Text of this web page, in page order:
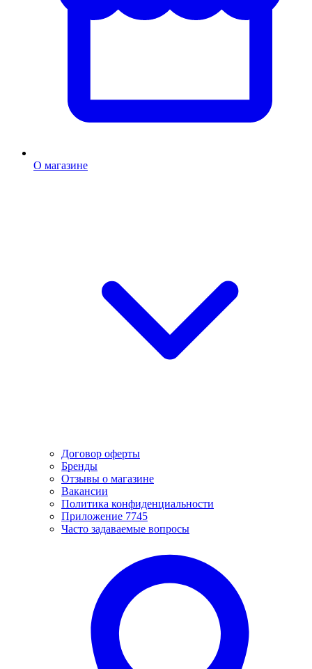
О магазине
Договор оферты
Бренды
Отзывы о магазине
Вакансии
Политика конфиденциальности
Приложение 7745
Часто задаваемые вопросы